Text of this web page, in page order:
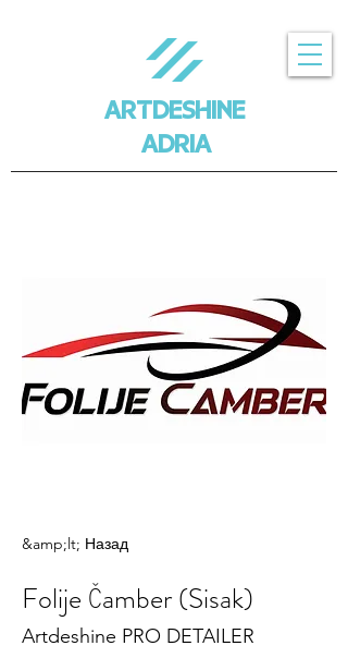
ARTDESHINE
ADRIA
&amp;lt; Назад
Folije Čamber (Sisak)
Artdeshine PRO DETAILER